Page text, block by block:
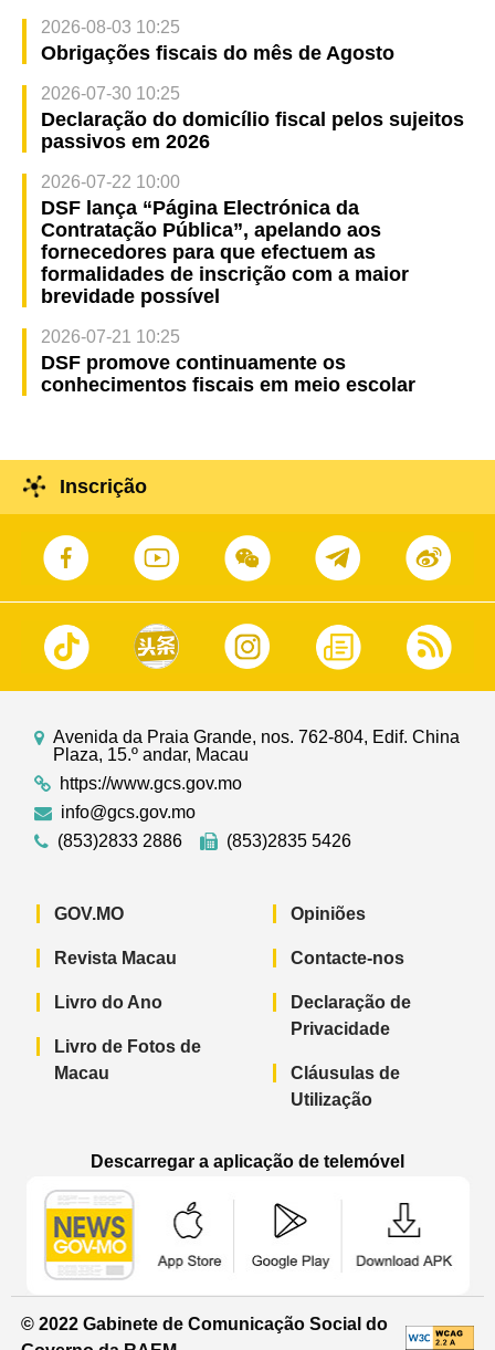
2026-08-03 10:25
Obrigações fiscais do mês de Agosto
2026-07-30 10:25
Declaração do domicílio fiscal pelos sujeitos
passivos em 2026
2026-07-22 10:00
DSF lança “Página Electrónica da
Contratação Pública”, apelando aos
fornecedores para que efectuem as
formalidades de inscrição com a maior
brevidade possível
2026-07-21 10:25
DSF promove continuamente os
conhecimentos fiscais em meio escolar
Inscrição
Avenida da Praia Grande, nos. 762-804, Edif. China
Plaza, 15.º andar, Macau
https://www.gcs.gov.mo
info@gcs.gov.mo
(853)2833 2886
(853)2835 5426
GOV.MO
Revista Macau
Livro do Ano
Livro de Fotos de
Macau
Opiniões
Contacte-nos
Declaração de
Privacidade
Cláusulas de
Utilização
Descarregar a aplicação de telemóvel
© 2022 Gabinete de Comunicação Social do